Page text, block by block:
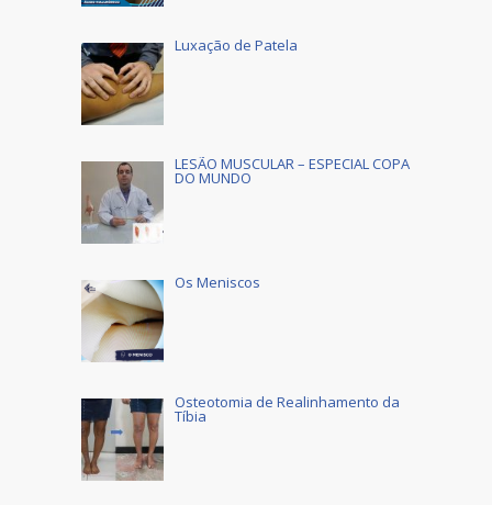
Luxação de Patela
LESÃO MUSCULAR – ESPECIAL COPA
DO MUNDO
Os Meniscos
Osteotomia de Realinhamento da
Tíbia